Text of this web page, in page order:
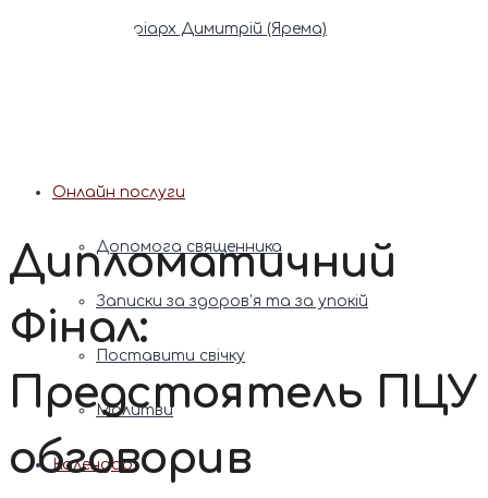
Патріарх Димитрій (Ярема)
Онлайн послуги
Допомога священника
Записки за здоров’я та за упокій
Поставити свічку
Молитви
Календар
Дипломатичний
Фінал:
Предстоятель ПЦУ
обговорив